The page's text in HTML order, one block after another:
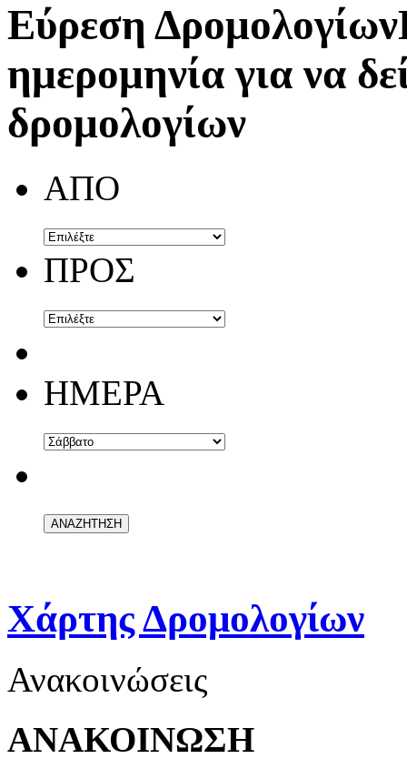
Εύρεση Δρομολογίων
ημερομηνία για να
δρομολογίων
ΑΠΟ
ΠΡΟΣ
ΗΜΕΡΑ
Χάρτης Δρομολογίων
Ανακοινώσεις
ΑΝΑΚΟΙΝΩΣΗ